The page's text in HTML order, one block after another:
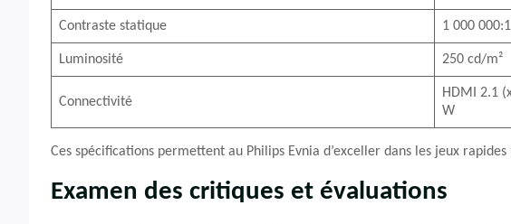
Contraste statique 1 000 000:1
Luminosité 250 cd/m²
Connectivité
HDMI 2.1
W
Ces spécifications permettent au Philips Evnia d’exceller dans les jeux
Examen des critiques et évaluations